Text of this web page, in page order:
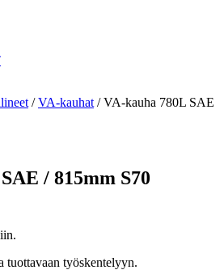
/VA-kauhat / VA-kauha 780L SAE
/ 815mm S70
tuottavaan työskentelyyn.